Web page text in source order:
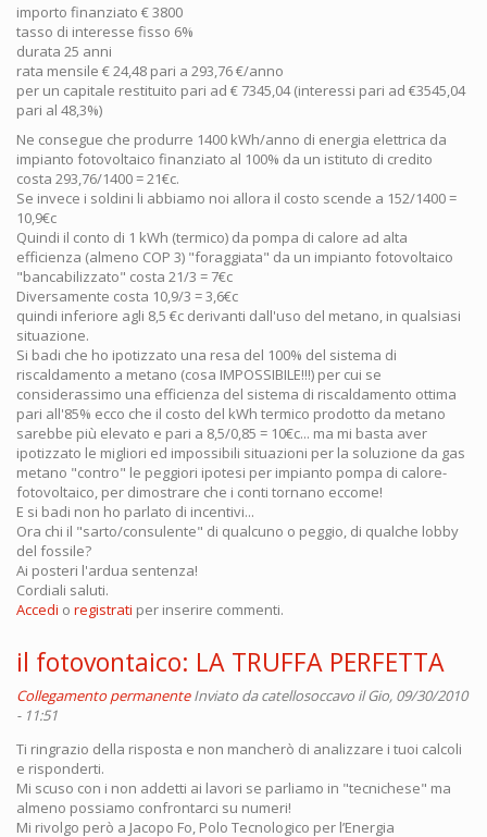
importo finanziato € 3800
tasso di interesse fisso 6%
durata 25 anni
rata mensile € 24,48 pari a 293,76 €/anno
per un capitale restituito pari ad € 7345,04 (interessi pari ad €3545,04
pari al 48,3%)
Ne consegue che produrre 1400 kWh/anno di energia elettrica da
impianto fotovoltaico finanziato al 100% da un istituto di credito
costa 293,76/1400 = 21€c.
Se invece i soldini li abbiamo noi allora il costo scende a 152/1400 =
10,9€c
Quindi il conto di 1 kWh (termico) da pompa di calore ad alta
efficienza (almeno COP 3) "foraggiata" da un impianto fotovoltaico
"bancabilizzato" costa 21/3 = 7€c
Diversamente costa 10,9/3 = 3,6€c
quindi inferiore agli 8,5 €c derivanti dall'uso del metano, in qualsiasi
situazione.
Si badi che ho ipotizzato una resa del 100% del sistema di
riscaldamento a metano (cosa IMPOSSIBILE!!!) per cui se
considerassimo una efficienza del sistema di riscaldamento ottima
pari all'85% ecco che il costo del kWh termico prodotto da metano
sarebbe più elevato e pari a 8,5/0,85 = 10€c... ma mi basta aver
ipotizzato le migliori ed impossibili situazioni per la soluzione da gas
metano "contro" le peggiori ipotesi per impianto pompa di calore-
fotovoltaico, per dimostrare che i conti tornano eccome!
E si badi non ho parlato di incentivi...
Ora chi il "sarto/consulente" di qualcuno o peggio, di qualche lobby
del fossile?
Ai posteri l'ardua sentenza!
Cordiali saluti.
Accedi o registrati per inserire commenti.
il fotovontaico: LA TRUFFA PERFETTA
Collegamento permanente Inviato dacatellosoccavo il Gio, 09/30/2010
- 11:51
Ti ringrazio della risposta e non mancherò di analizzare i tuoi calcoli
e risponderti.
Mi scuso con i non addetti ai lavori se parliamo in "tecnichese" ma
almeno possiamo confrontarci su numeri!
Mi rivolgo però a Jacopo Fo, Polo Tecnologico per l’Energia